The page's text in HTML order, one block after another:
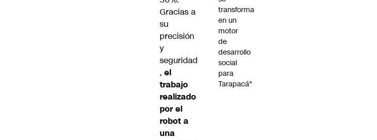
Gracias a
su
precisión
y
seguridad
, el
trabajo
realizado
por el
robot a
una
transforma
en un
motor
de
desarrollo
social
para
Tarapacá"